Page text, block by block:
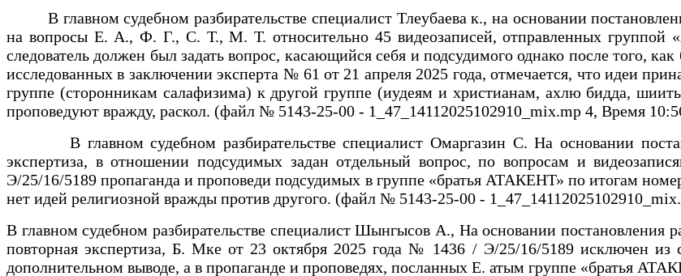
В главном судебном разбирательстве специалист Тлеубаева к., на основании
на вопросы Е. А., Ф. Г., С. Т., М. Т. относительно 45 видеозаписей, отправленных
следователь должен был задать вопрос, касающийся себя и подсудимого однако после того,
исследованных в заключении эксперта № 61 от 21 апреля 2025 года, отмечается, что идеи
группе (сторонникам салафизима) к другой группе (иудеям и христианам, ахлю бидда,
проповедуют вражду, раскол. (файл № 5143-25-00 - 1_47_14112025102910_mix.mp 4, Время
В главном судебном разбирательстве специалист Омаргазин С. На основании
экспертиза, в отношении подсудимых задан отдельный вопрос, по вопросам и
Э/25/16/5189 пропаганда и проповеди подсудимых в группе «братья АТАКЕНТ» по итогам
нет идей религиозной вражды против другого. (файл № 5143-25-00 -
В главном судебном разбирательстве специалист Шынгысов А., На основании
повторная экспертиза, Б. Мке от 23 октября 2025 года № 1436 / Э/25/16/5189 исключен из
дополнительном выводе, а в пропаганде и проповедях, посланных Е. атым группе «братья